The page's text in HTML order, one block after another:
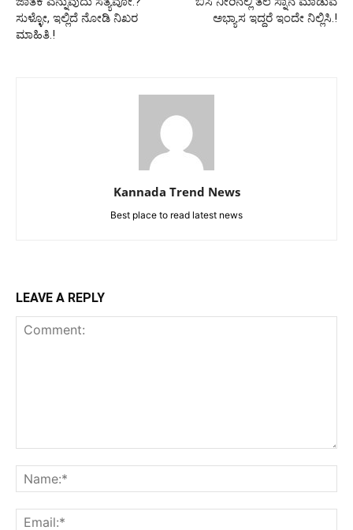
ಸುಳ್ಳೋ, ಇಲ್ಲಿದೆ ನೋಡಿ ನಿಖರ
ಮಾಹಿತಿ.!
ಅಭ್ಯಾಸ ಇದ್ದರೆ ಇಂದೇ ನಿಲ್ಲಿಸಿ.!
Kannada Trend News
Best place to read latest news
LEAVE A REPLY